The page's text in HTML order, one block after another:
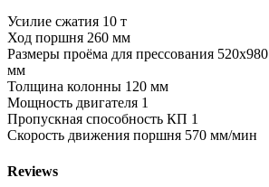
Усилие сжатия 10 т
Ход поршня 260 мм
Размеры проёма для прессования 520х980
мм
Толщина колонны 120 мм
Мощность двигателя 1
Пропускная способность КП 1
Скорость движения поршня 570 мм/мин
Reviews